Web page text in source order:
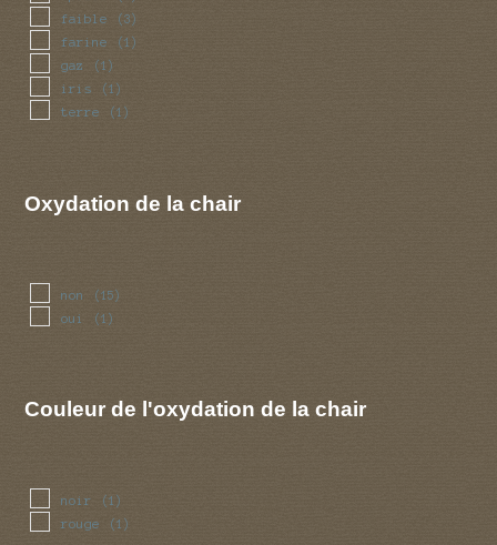
faible (3)
farine (1)
gaz (1)
iris (1)
terre (1)
Oxydation de la chair
non (15)
oui (1)
Couleur de l'oxydation de la chair
noir (1)
rouge (1)